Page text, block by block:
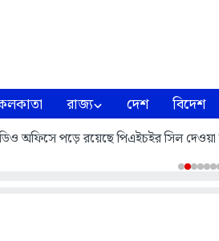
রাজ্য দেশ বিদেশ
অফিসে পড়ে রয়েছে পিএইচইর সিল